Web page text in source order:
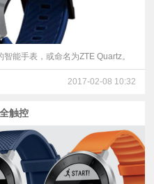
能手表，或命名为ZTE Quartz。
2017-02-08 10:32
触控